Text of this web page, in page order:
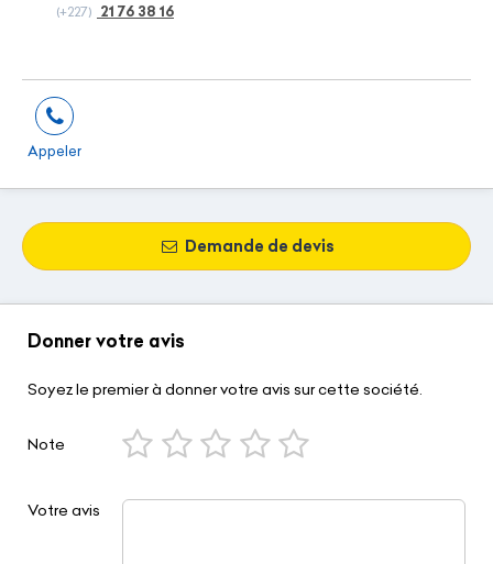
(+227) 21 76 38 16
Appeler
Demande de devis
Donner votre avis
Soyez le premier à donner votre avis sur cette société.
Note
Votre avis